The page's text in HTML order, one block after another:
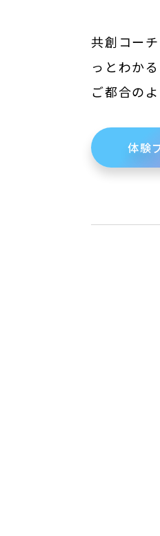
共創コー
っとわか
ご都合の
体験